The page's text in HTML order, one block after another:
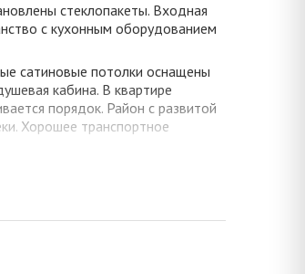
стеклопакеты. Входная
с кухонным оборудованием
сатиновые потолки оснащены
кабина. В квартире
порядок. Район с развитой
Хорошее транспортное